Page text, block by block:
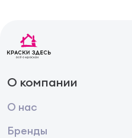
О компании
О нас
Бренды